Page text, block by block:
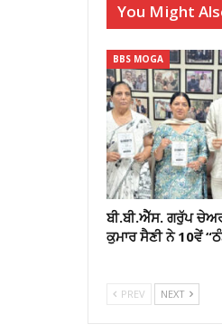
You Might
BBS MOGA
ਬੀ.ਬੀ.ਐੱਸ. ਗਰੁੱਪ
ਕੁਮਾਰ ਸੈਣੀ ਨੇ 10ਵੇਂ
PREV NEXT